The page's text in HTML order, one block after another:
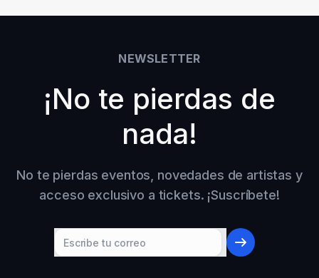
NEWSLETTER
¡No te pierdas de
nada!
No te pierdas eventos, novedades de artistas y
acceso exclusivo a tickets. ¡Suscríbete!